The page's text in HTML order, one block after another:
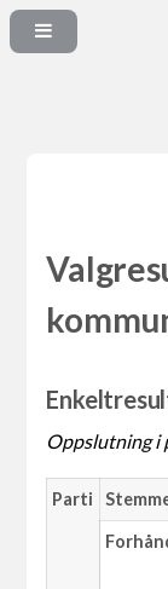
Oppslutning i
Parti